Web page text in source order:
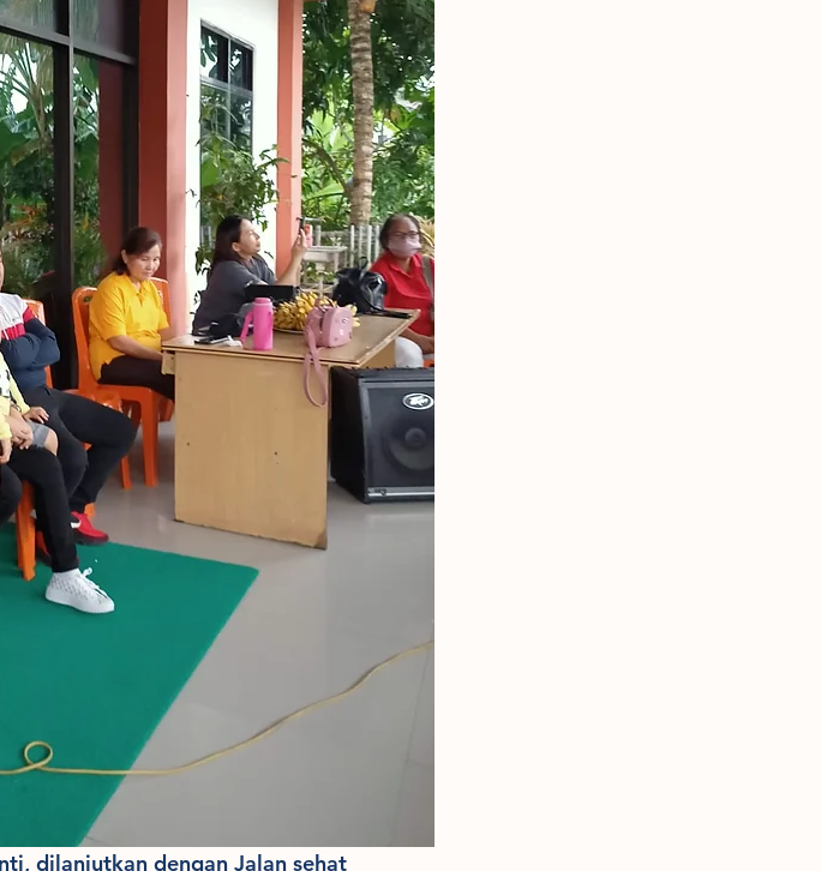
dilanjutkan dengan Jalan sehat